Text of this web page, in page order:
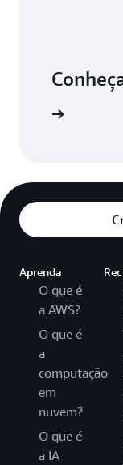
Aprenda
O que é
a AWS?
O que é
a
computação
em
nuvem?
O que é
a IA